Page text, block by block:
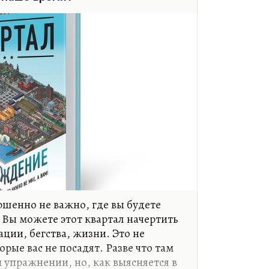
А…
не важно, где вы будете
можете этот квартал начертить
бегства, жизни. Это не
вас не посадят. Разве что там
но, как выясняется в